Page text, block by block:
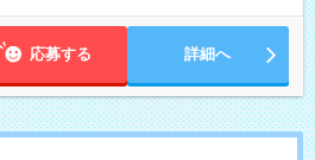
応募する 詳細へ